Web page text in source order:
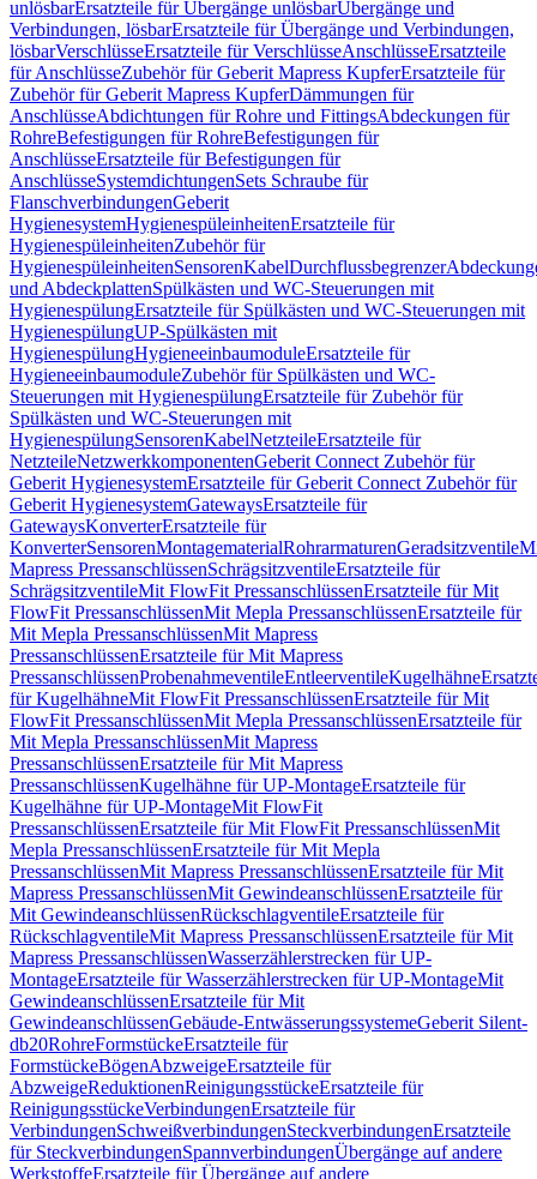
unlösbarErsatzteile für Übergänge unlösbarÜbergänge und
Verbindungen, lösbarErsatzteile für Übergänge und Verbindungen,
lösbarVerschlüsseErsatzteile für VerschlüsseAnschlüsseErsatzteile
für AnschlüsseZubehör für Geberit Mapress KupferErsatzteile für
Zubehör für Geberit Mapress KupferDämmungen für
AnschlüsseAbdichtungen für Rohre und FittingsAbdeckungen für
RohreBefestigungen für RohreBefestigungen für
AnschlüsseErsatzteile für Befestigungen für
AnschlüsseSystemdichtungenSets Schraube für
FlanschverbindungenGeberit
HygienesystemHygienespüleinheitenErsatzteile für
HygienespüleinheitenZubehör für
HygienespüleinheitenSensorenKabelDurchflussbegrenzer
und AbdeckplattenSpülkästen und WC-Steuerungen mit
HygienespülungErsatzteile für Spülkästen und WC-Steuerungen mit
HygienespülungUP-Spülkästen mit
HygienespülungHygieneeinbaumoduleErsatzteile für
HygieneeinbaumoduleZubehör für Spülkästen und WC-
Steuerungen mit HygienespülungErsatzteile für Zubehör für
Spülkästen und WC-Steuerungen mit
HygienespülungSensorenKabelNetzteileErsatzteile für
NetzteileNetzwerkkomponentenGeberit Connect Zubehör für
Geberit HygienesystemErsatzteile für Geberit Connect Zubehör für
Geberit HygienesystemGatewaysErsatzteile für
GatewaysKonverterErsatzteile für
KonverterSensorenMontagematerialRohrarmaturenGeradsitzventile
Mapress PressanschlüssenSchrägsitzventileErsatzteile für
SchrägsitzventileMit FlowFit PressanschlüssenErsatzteile für Mit
FlowFit PressanschlüssenMit Mepla PressanschlüssenErsatzteile für
Mit Mepla PressanschlüssenMit Mapress
PressanschlüssenErsatzteile für Mit Mapress
PressanschlüssenProbenahmeventileEntleerventileKugelhähne
für KugelhähneMit FlowFit PressanschlüssenErsatzteile für Mit
FlowFit PressanschlüssenMit Mepla PressanschlüssenErsatzteile für
Mit Mepla PressanschlüssenMit Mapress
PressanschlüssenErsatzteile für Mit Mapress
PressanschlüssenKugelhähne für UP-MontageErsatzteile für
Kugelhähne für UP-MontageMit FlowFit
PressanschlüssenErsatzteile für Mit FlowFit PressanschlüssenMit
Mepla PressanschlüssenErsatzteile für Mit Mepla
PressanschlüssenMit Mapress PressanschlüssenErsatzteile für Mit
Mapress PressanschlüssenMit GewindeanschlüssenErsatzteile für
Mit GewindeanschlüssenRückschlagventileErsatzteile für
RückschlagventileMit Mapress PressanschlüssenErsatzteile für Mit
Mapress PressanschlüssenWasserzählerstrecken für UP-
MontageErsatzteile für Wasserzählerstrecken für UP-MontageMit
GewindeanschlüssenErsatzteile für Mit
GewindeanschlüssenGebäude-EntwässerungssystemeGeberit Silent-
db20RohreFormstückeErsatzteile für
FormstückeBögenAbzweigeErsatzteile für
AbzweigeReduktionenReinigungsstückeErsatzteile für
ReinigungsstückeVerbindungenErsatzteile für
VerbindungenSchweißverbindungenSteckverbindungenErsatzteile
für SteckverbindungenSpannverbindungenÜbergänge auf andere
WerkstoffeErsatzteile für Übergänge auf andere